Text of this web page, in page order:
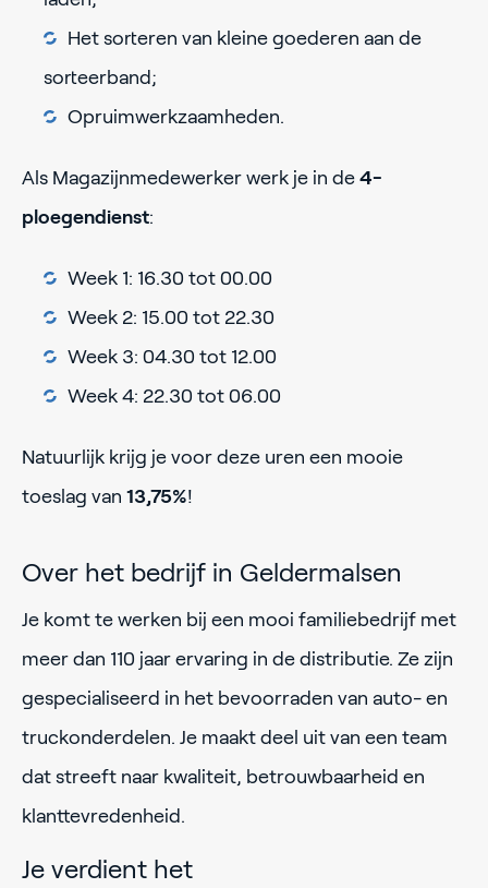
Het sorteren van kleine goederen aan de
sorteerband;
Opruimwerkzaamheden.
Als Magazijnmedewerker werk je in de 4-
ploegendienst:
Week 1: 16.30 tot 00.00
Week 2: 15.00 tot 22.30
Week 3: 04.30 tot 12.00
Week 4: 22.30 tot 06.00
Natuurlijk krijg je voor deze uren een mooie
toeslag van 13,75%!
Over het bedrijf in Geldermalsen
Je komt te werken bij een mooi familiebedrijf met
meer dan 110 jaar ervaring in de distributie. Ze zijn
gespecialiseerd in het bevoorraden van auto- en
truckonderdelen. Je maakt deel uit van een team
dat streeft naar kwaliteit, betrouwbaarheid en
klanttevredenheid.
Je verdient het